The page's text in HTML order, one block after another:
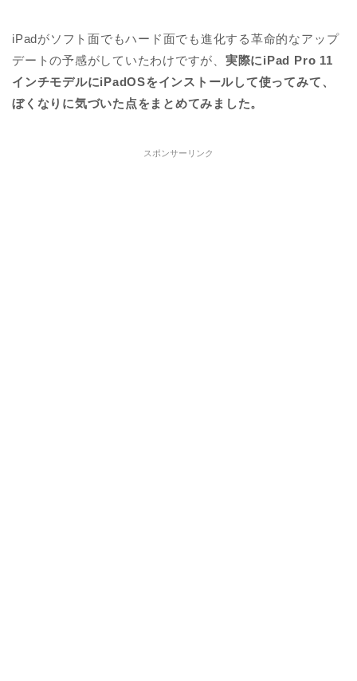
iPadがソフト面でもハード面でも進化する革命的なアップ
デートの予感がしていたわけですが、 実際にiPad Pro 11
インチモデルにiPadOSをインストールして使ってみて、
ぼくなりに気づいた点をまとめてみました。
スポンサーリンク